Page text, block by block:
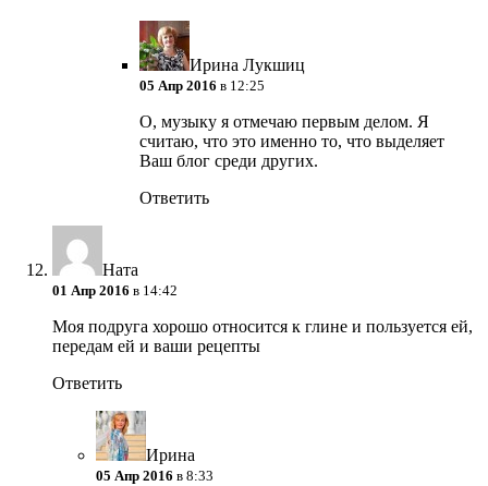
Ирина Лукшиц
05 Апр 2016 в 12:25
О, музыку я отмечаю первым делом. Я
считаю, что это именно то, что выделяет
Ваш блог среди других.
Ответить
Ната
01 Апр 2016 в 14:42
Моя подруга хорошо относится к глине и пользуется ей,
передам ей и ваши рецепты
Ответить
Ирина
05 Апр 2016 в 8:33